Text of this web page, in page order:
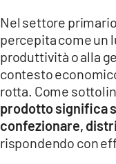
LACAPITALENEWS.IT
App
ANDROID
APPLE
Nel settore
percepita come un
produttività o alla
contesto
rotta. Come
prodotto significa
confezionare,
rispondendo con